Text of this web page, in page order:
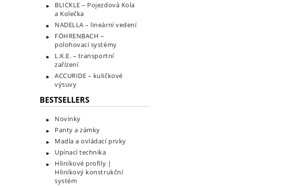
BLICKLE – Pojezdová Kola
a Kolečka
NADELLA – lineární vedení
FÖHRENBACH –
polohovací systémy
L.K.E. – transportní
zařízení
ACCURIDE – kuličkové
výsuvy
BESTSELLERS
Novinky
Panty a zámky
Madla a ovládací prvky
Upínací technika
Hliníkové profily |
Hliníkový konstrukční
systém